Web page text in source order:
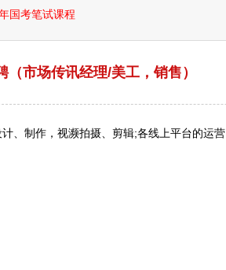
市场传讯经理/美工，销售）
制作，视濒拍摄、剪辑;各线上平台的运营